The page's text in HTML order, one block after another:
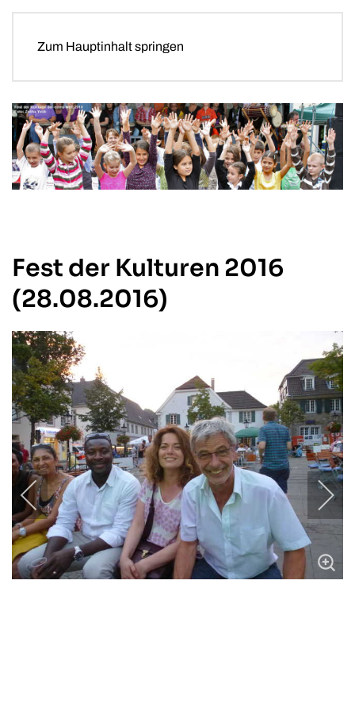
Zum Hauptinhalt springen
Fest der Kulturen 2016
(28.08.2016)